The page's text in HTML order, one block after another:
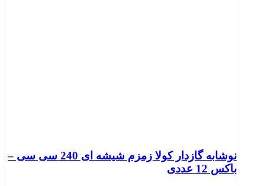
نوشابه گازدار کولا زمزم شیشه ای 240 سی سی –
باکس 12 عددی